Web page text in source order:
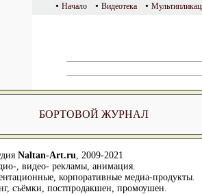
• Начало • Видеотека •
БОРТОВОЙ ЖУРНАЛ
Naltan-Art.ru, 2009-2021
, видео- рекламы, анимация.
корпоративные медиа-продукты.
съёмки, постпродакшен, промоушен.